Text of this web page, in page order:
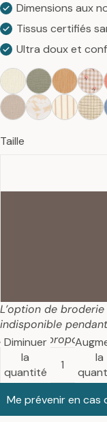
Dimensions aux
Tissus certifiés
Ultra doux et
Taille
L’option de
indisponible
nouveau proposée
Diminuer
la
quantité
la
Me prévenir en